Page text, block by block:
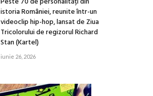
istoria României, reunite într-un
videoclip hip-hop, lansat de Ziua
Tricolorului de regizorul Richard
Stan (Kartel)
iunie 26, 2026